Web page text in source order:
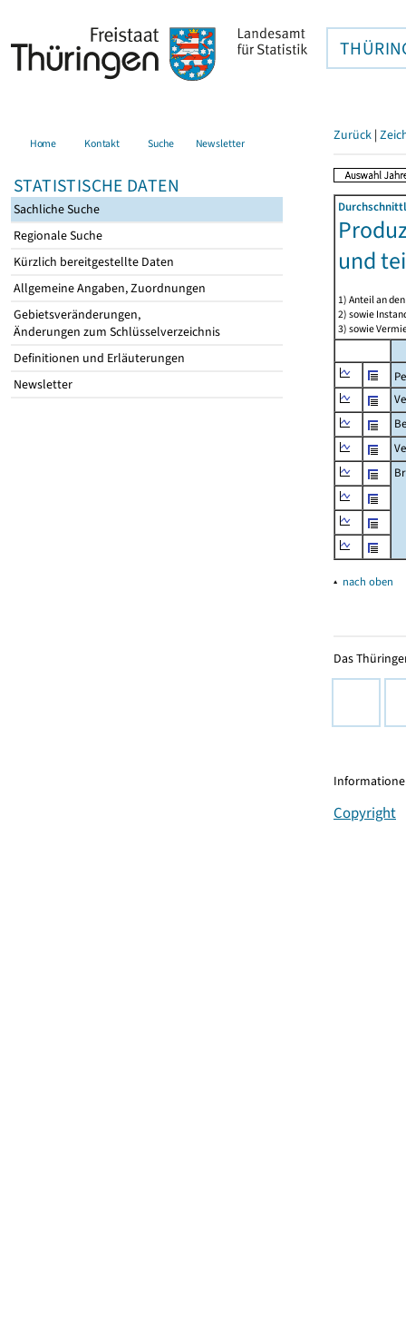
Home Kontakt Suche Newsletter
STATISTISCHE DATEN
Sachliche Suche
Regionale Suche
Kürzlich bereitgestellte Daten
Allgemeine Angaben, Zuordnungen
Gebietsveränderungen,
Änderungen zum Schlüsselverzeichnis
Definitionen und Erläuterungen
Newsletter
Zurück |
und
1) Anteil an
2) sowie
3) sowie
▴ nach oben
Das
Copyright